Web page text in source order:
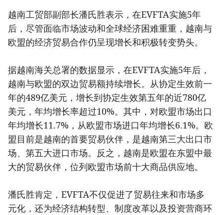
越南工贸部副部长潘氏胜表示，在EVFTA实施5年
后，尽管面临市场波动和全球经济困难重重，越南与
欧盟的经济贸易合作仍呈现增长和积极转变势头。
据越南海关总署的数据显示，在EVFTA实施5年后，
越南与欧盟的双边贸易额持续增长。从协定生效前一
年的489亿美元，增长到协定生效第五年的近780亿
美元，年均增长率超过10%。其中，对欧盟市场出口
年均增长11.7%，从欧盟市场进口年均增长6.1%。欧
盟目前是越南的首要贸易伙伴，是越南第三大出口市
场、第五大进口市场。反之，越南是欧盟在东盟中最
大的贸易伙伴，位列欧盟市场前十大商品供应地。
潘氏胜肯定，EVFTA不仅促进了贸易往来和市场多
元化，还为经济结构转型、制度改革以及投资营商环